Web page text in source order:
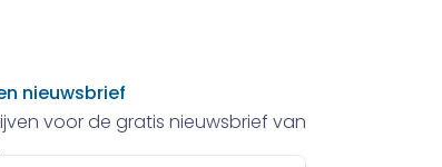
nieuwsbrief
voor de gratis nieuwsbrief van